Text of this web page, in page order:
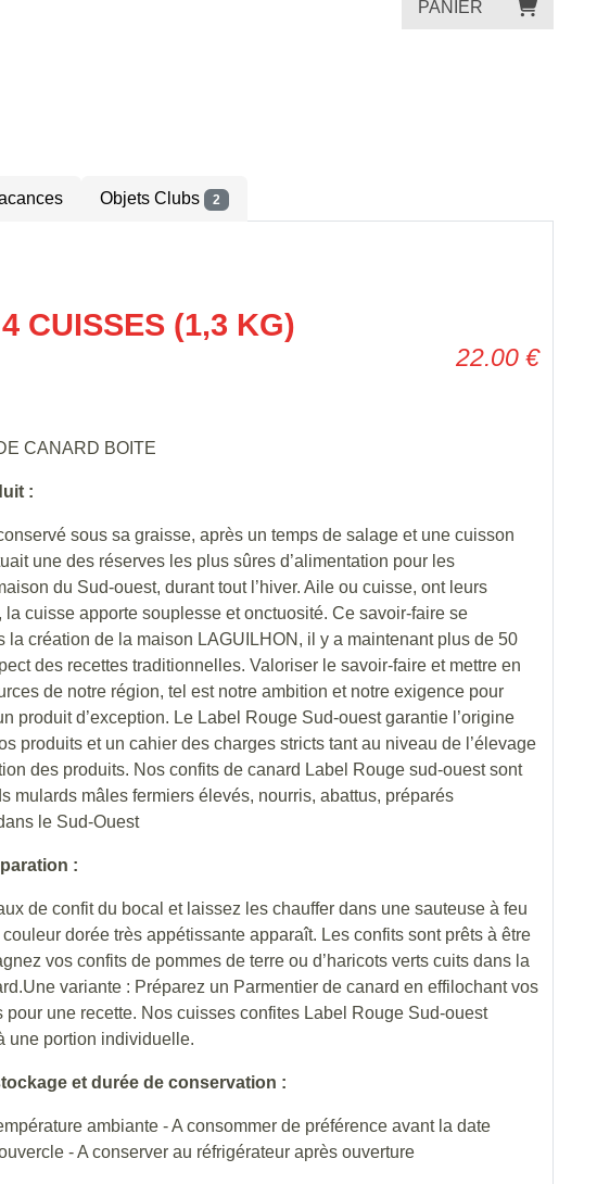
PANIER
Objets Clubs 2
CUISSES (1,3 KG)
22.00 €
:
sous sa graisse, après un temps de salage et une cuisson
une des réserves les plus sûres d’alimentation pour les
du Sud-ouest, durant tout l’hiver. Aile ou cuisse, ont leurs
la cuisse apporte souplesse et onctuosité. Ce savoir-faire se
la création de la maison LAGUILHON, il y a maintenant plus de 50
des recettes traditionnelles. Valoriser le savoir-faire et mettre en
de notre région, tel est notre ambition et notre exigence pour
produit d’exception. Le Label Rouge Sud-ouest garantie l’origine
produits et un cahier des charges stricts tant au niveau de l’élevage
des produits. Nos confits de canard Label Rouge sud-ouest sont
mulards mâles fermiers élevés, nourris, abattus, préparés
le Sud-Ouest
:
de confit du bocal et laissez les chauffer dans une sauteuse à feu
dorée très appétissante apparaît. Les confits sont prêts à être
vos confits de pommes de terre ou d’haricots verts cuits dans la
variante : Préparez un Parmentier de canard en effilochant vos
pour une recette. Nos cuisses confites Label Rouge Sud-ouest
une portion individuelle.
et durée de conservation :
ambiante - A consommer de préférence avant la date
- A conserver au réfrigérateur après ouverture